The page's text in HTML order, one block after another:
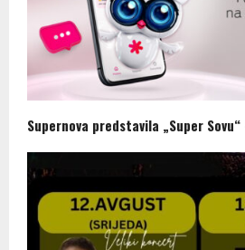
Supernova predstavila „Super